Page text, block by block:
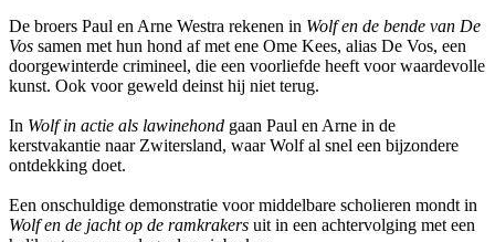
De broers Paul en Arne Westra rekenen in Wolf en de bende van De
Vos samen met hun hond af met ene Ome Kees, alias De Vos, een
doorgewinterde crimineel, die een voorliefde heeft voor waardevolle
kunst. Ook voor geweld deinst hij niet terug.
In Wolf in actie als lawinehond gaan Paul en Arne in de
kerstvakantie naar Zwitersland, waar Wolf al snel een bijzondere
ontdekking doet.
Een onschuldige demonstratie voor middelbare scholieren mondt in
Wolf en de jacht op de ramkrakers uit in een achtervolging met een